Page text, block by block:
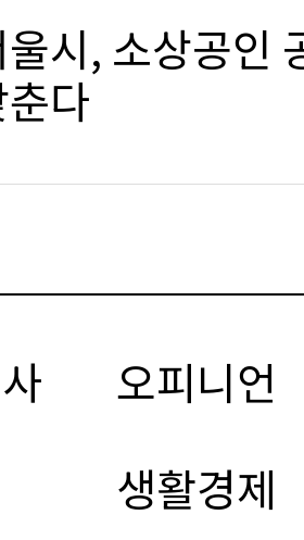
시, 소상공인
다
오피니언
생활경제